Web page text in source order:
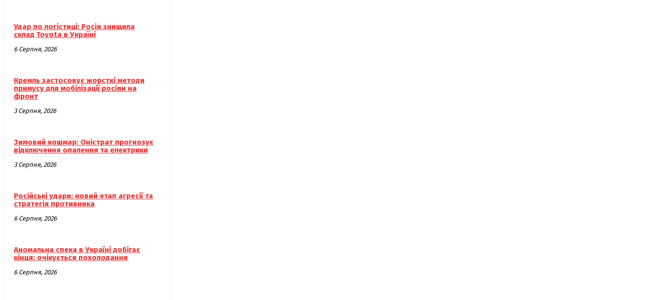
Удар по логістиці: Росія знищила
склад Toyota в Україні
6 Серпня, 2026
Кремль застосовує жорсткі методи
примусу для мобілізації росіян на
фронт
3 Серпня, 2026
Зимовий кошмар: Оністрат прогнозує
відключення опалення та електрики
3 Серпня, 2026
Російські удари: новий етап агресії та
стратегія противника
6 Серпня, 2026
Аномальна спека в Україні добігає
кінця: очікується похолодання
6 Серпня, 2026